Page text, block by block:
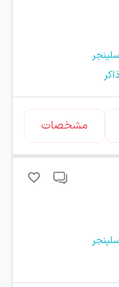
مشخصات